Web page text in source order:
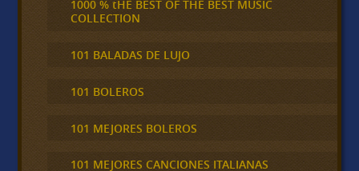
1000 % tHE BEST OF THE BEST MUSIC
COLLECTION
101 BALADAS DE LUJO
101 BOLEROS
101 MEJORES BOLEROS
101 MEJORES CANCIONES ITALIANAS